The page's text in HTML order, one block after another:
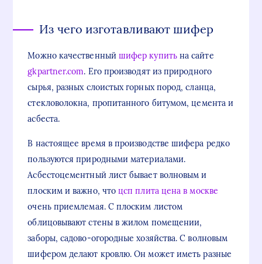
Из чего изготавливают шифер
Можно качественный шифер купитьна сайте
gkpartner.com. Его производят из природного
сырья, разных слоистых горных пород, сланца,
стекловолокна, пропитанного битумом, цемента и
асбеста.
В настоящее время в производстве шифера редко
пользуются природными материалами.
Асбестоцементный лист бывает волновым и
плоским и важно, чтоцсп плита цена в москве
очень приемлемая. С плоским листом
облицовывают стены в жилом помещении,
заборы, садово-огородные хозяйства. С волновым
шифером делают кровлю. Он может иметь разные